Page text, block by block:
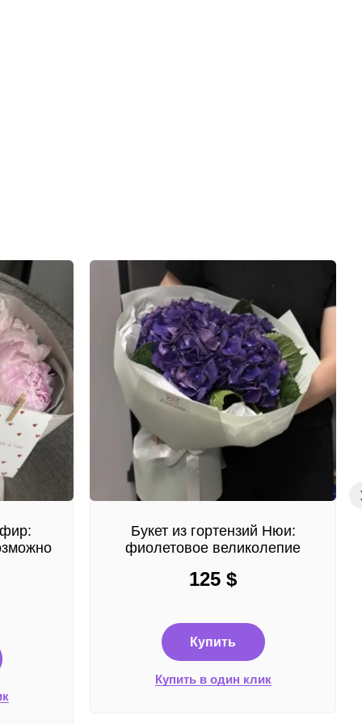
Букет из гортензий Нюи:
фиолетовое великолепие
125 $
Купить
Купить в один клик